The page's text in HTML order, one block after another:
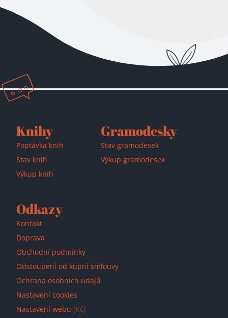
Přidáno do košíku!
Knihy
Poptávka knih
Stav knih
Výkup knih
Gramodesky
Stav gramodesek
Výkup gramodesek
Odkazy
Kontakt
Doprava
Obchodní podmínky
Odstoupení od kupní smlouvy
Ochrana osobních údajů
Nastavení cookies
Nastavení webu (Kč)